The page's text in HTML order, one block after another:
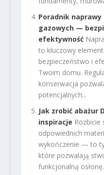
Poradnik
gazowych —
efektywność
to kluczowy
bezpieczeństwo i
Twoim domu.
konserwacja
potencjalnych...
Jak zrobić abażur
inspiracje
odpowiednich
wykończenie — to
które pozwalają
funkcjonalną